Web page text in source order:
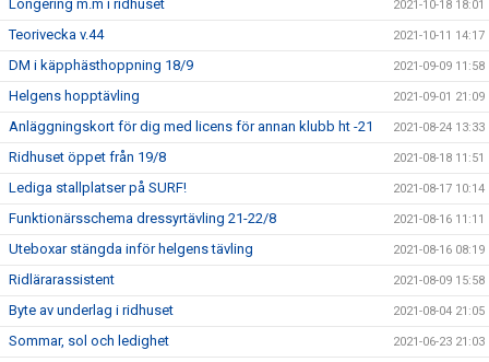
Longering m.m i ridhuset 2021-10-18 18:01
Teorivecka v.44 2021-10-11 14:17
DM i käpphästhoppning 18/9 2021-09-09 11:58
Helgens hopptävling 2021-09-01 21:09
Anläggningskort för dig med licens för annan klubb ht -21 2021-08-24 13:33
Ridhuset öppet från 19/8 2021-08-18 11:51
Lediga stallplatser på SURF! 2021-08-17 10:14
Funktionärsschema dressyrtävling 21-22/8 2021-08-16 11:11
Uteboxar stängda inför helgens tävling 2021-08-16 08:19
Ridlärarassistent 2021-08-09 15:58
Byte av underlag i ridhuset 2021-08-04 21:05
Sommar, sol och ledighet 2021-06-23 21:03